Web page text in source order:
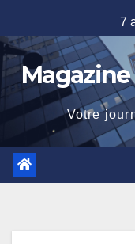
to
content
7
Votre